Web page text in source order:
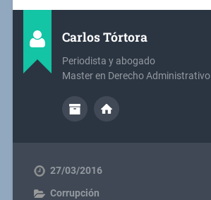
Carlos Tórtora
Periodista y abogado
Master en Derecho Administrativo
27/03/2016
Corrupción